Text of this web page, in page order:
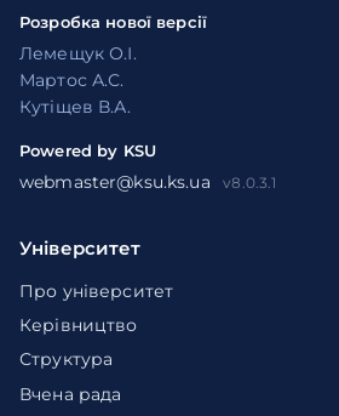
Розробка нової версії
Лемещук О.І.
Мартос А.С.
Кутіщев В.А.
Powered by KSU
webmaster@ksu.ks.ua v8.0.3.1
Університет
Про університет
Керівництво
Структура
Вчена рада